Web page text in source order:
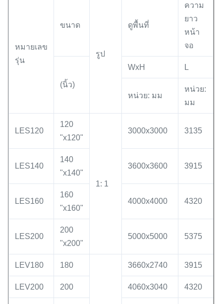
หมายเลข
รุ่น
ขนาด
รูป
ดูพื้นที่
ความ
ยาว
หน้า
จอ
(นิ้ว)
WxH L
หน่วย: มม
หน่วย:
มม
LES120
120
"x120"
1: 1
3000x3000 3135
LES140
140
"x140"
3600x3600 3915
LES160
160
"x160"
4000x4000 4320
LES200
200
"x200"
5000x5000 5375
LEV180 180 3660x2740 3915
LEV200 200 4060x3040 4320